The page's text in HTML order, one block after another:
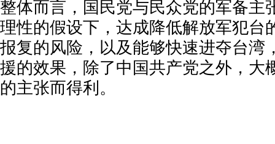
整体而言，国民党与民众党的军备主
理性的假设下，达成降低解放军犯台
报复的风险，以及能够快速进夺台湾
援的效果，除了中国共产党之外，大
的主张而得利。